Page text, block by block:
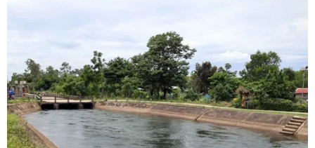
TP Hồ Chí Minh đồng hành để trẻ
mắc bệnh hiểm nghèo không lỡ cơ
hội học tập và điều trị